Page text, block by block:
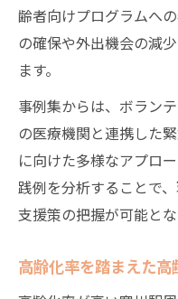
齢者向けプログラムへ
の確保や外出機会の減
ます。
事例集からは、ボラン
の医療機関と連携した
に向けた多様なアプロ
践例を分析することで
支援策の把握が可能とな
高齢化率を踏まえた